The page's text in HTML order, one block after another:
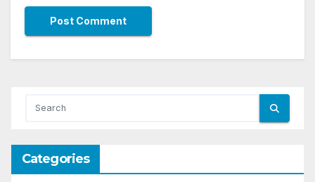
Categories